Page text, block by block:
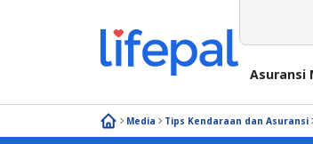
Asuransi
Media Tips Kendaraan dan Asuransi